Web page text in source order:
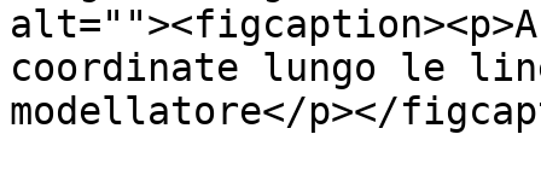
coordinate lungo le
modellatore</p></